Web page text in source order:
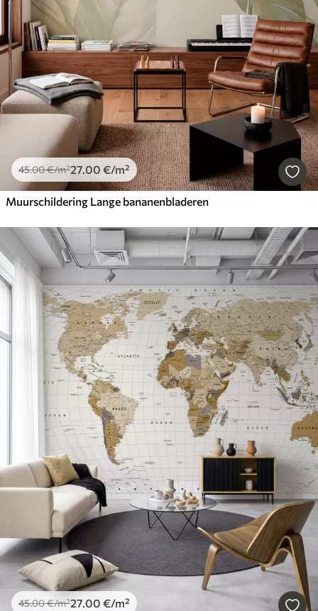
45.00€/m²27.00 €/m²
Muurschildering Lange bananenbladeren
45.00€/m²27.00 €/m²